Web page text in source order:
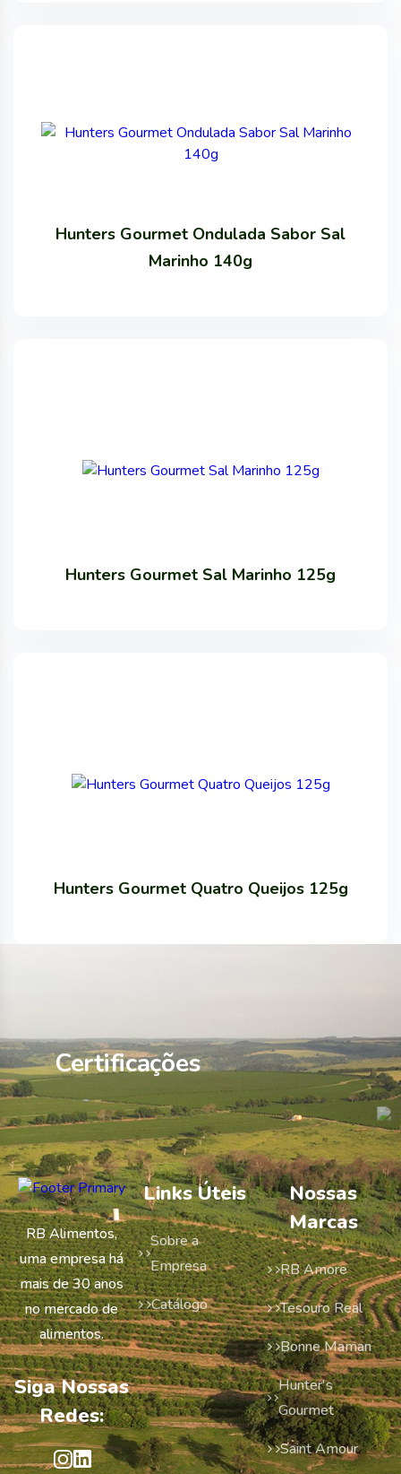
Hunters Gourmet Ondulada Sabor Sal
Marinho 140g
Hunters Gourmet Sal Marinho 125g
Hunters Gourmet Quatro Queijos 125g
RB Alimentos,
uma empresa há
mais de 30 anos
no mercado de
alimentos.
Siga Nossas
Redes:
Links Úteis
Sobre a
Empresa
Catálogo
Nossas
Marcas
RB Amore
Tesouro Real
Bonne Maman
Hunter's
Gourmet
Saint Amour
Certificações